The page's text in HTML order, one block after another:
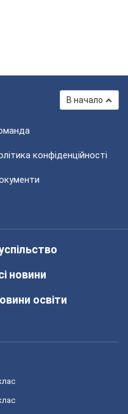
В начало
конфіденційності
новини
освіти